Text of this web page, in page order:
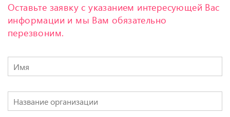
Оставьте заявку с указанием интересующей Вас
информации и мы Вам обязательно
перезвоним.